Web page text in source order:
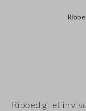
Ribbed gilet in